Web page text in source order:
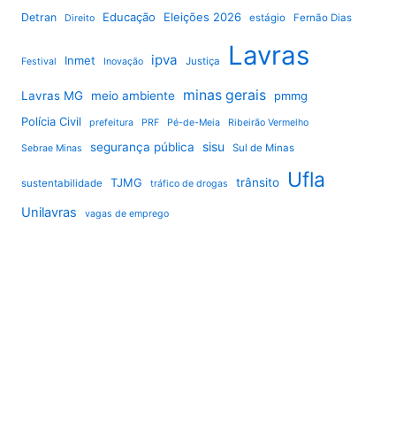
Detran Direito Educação Eleições 2026 estágio Fernão Dias
Festival Inmet Inovação ipva Justiça Lavras
Lavras MG meio ambiente minas gerais
pmmg
Polícia Civil
prefeitura PRF Pé-de-Meia Ribeirão Vermelho
Sebrae Minas segurança pública sisu Sul de Minas
sustentabilidade TJMG tráfico de drogas trânsito Ufla
Unilavras vagas de emprego